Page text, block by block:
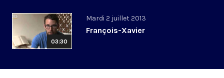
03:30
Mardi 2 juillet 2013
François-Xavier